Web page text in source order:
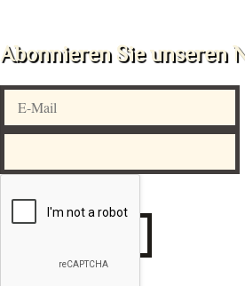
Abonnieren Sie unseren